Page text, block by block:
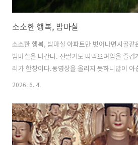
소소한 행복, 밤마실
소소한 행복, 밤마실 아파트만 벗어나면시골같
밤마실을 나간다. 산딸기도 따먹으며입을 즐겁
리가 한창이다.동영상을 올리지 못하니많이
시려면아래 동영상을 클릭해 보세요.
도움된 정보였다면 하트 공감 ♡ 꾸우욱 ^*^로
며 여러분의 공감이 제겐 큰 힘이 됩니다.
2026. 6. 4.